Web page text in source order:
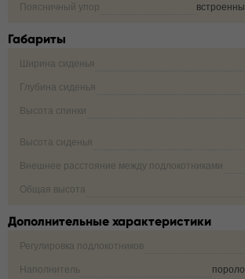
Поясничный упор
Габариты
Ширина сиденья
Глубина сиденья
Высота спинки
Высота сиденья
Внешнее расстояние между подлокотниками
Общая высота
Дополнительные характеристики
Регулировка подлокотников
Наполнитель